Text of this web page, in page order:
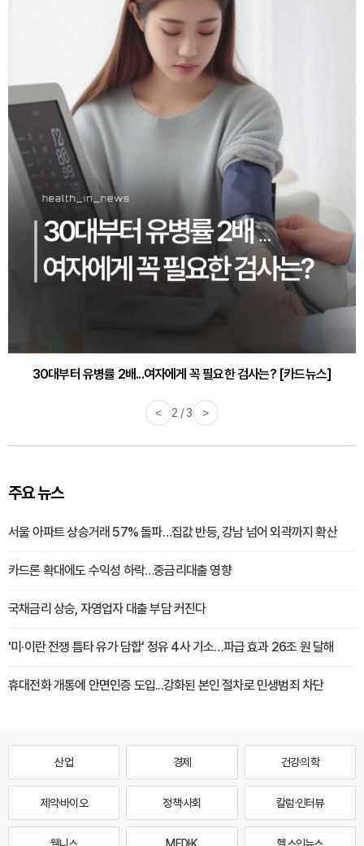
30대부터 유병률 2배...여자에게 꼭 필요한 검사는? [카드뉴스]
감기·독감 예방하고 면역력 높이는 4가지 영양제 [카드뉴스]
< 2 / 3 >
주요 뉴스
서울 아파트 상승거래 57% 돌파…집값 반등, 강남 넘어 외곽까지 확산
카드론 확대에도 수익성 하락…중금리대출 영향
국채금리 상승, 자영업자 대출 부담 커진다
'미·이란 전쟁 틈타 유가 담합' 정유 4사 기소…파급 효과 26조 원 달해
휴대전화 개통에 안면인증 도입...강화된 본인 절차로 민생범죄 차단
산업 경제 건강·의학
제약·바이오 정책·사회 칼럼·인터뷰